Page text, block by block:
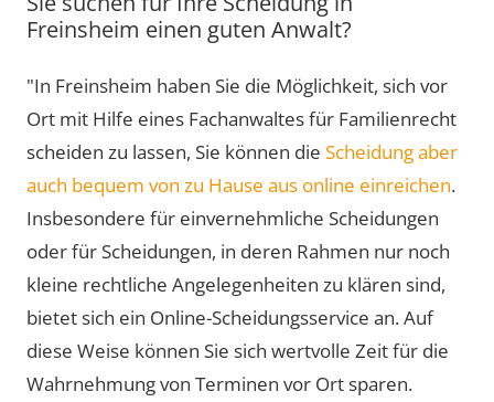
Freinsheim einen guten Anwalt?
"In Freinsheim haben Sie die Möglichkeit, sich vor
Ort mit Hilfe eines Fachanwaltes für Familienrecht
scheiden zu lassen, Sie können die Scheidung aber
auch bequem von zu Hause aus online einreichen.
Insbesondere für einvernehmliche Scheidungen
oder für Scheidungen, in deren Rahmen nur noch
kleine rechtliche Angelegenheiten zu klären sind,
bietet sich ein Online-Scheidungsservice an. Auf
diese Weise können Sie sich wertvolle Zeit für die
Wahrnehmung von Terminen vor Ort sparen.